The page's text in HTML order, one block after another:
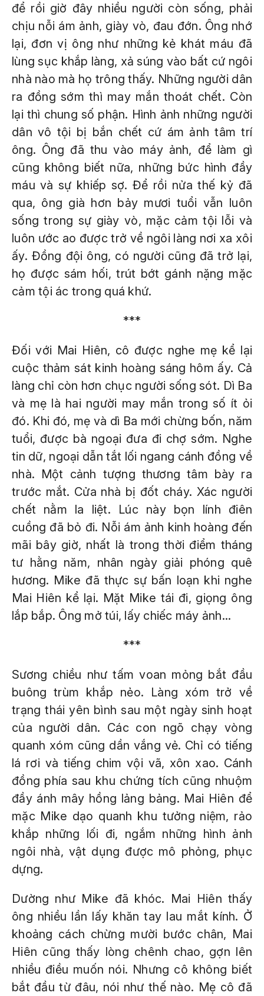
để rồi giờ đây nhiều người còn sống, phải
chịu nỗi ám ảnh, giày vò, đau đớn. Ông nhớ
lại, đơn vị ông như những kẻ khát máu đã
lùng sục khắp làng, xả súng vào bất cứ ngôi
nhà nào mà họ trông thấy. Những người dân
ra đồng sớm thì may mắn thoát chết. Còn
lại thì chung số phận. Hình ảnh những người
dân vô tội bị bắn chết cứ ám ảnh tâm trí
ông. Ông đã thu vào máy ảnh, để làm gì
cũng không biết nữa, những bức hình đầy
máu và sự khiếp sợ. Để rồi nửa thế kỷ đã
qua, ông già hơn bảy mươi tuổi vẫn luôn
sống trong sự giày vò, mặc cảm tội lỗi và
luôn ước ao được trở về ngôi làng nơi xa xôi
ấy. Đồng đội ông, có người cũng đã trở lại,
họ được sám hối, trút bớt gánh nặng mặc
cảm tội ác trong quá khứ.
***
Đối với Mai Hiên, cô được nghe mẹ kể lại
cuộc thảm sát kinh hoàng sáng hôm ấy. Cả
làng chỉ còn hơn chục người sống sót. Dì Ba
và mẹ là hai người may mắn trong số ít ỏi
đó. Khi đó, mẹ và dì Ba mới chừng bốn, năm
tuổi, được bà ngoại đưa đi chợ sớm. Nghe
tin dữ, ngoại dẫn tắt lối ngang cánh đồng về
nhà. Một cảnh tượng thương tâm bày ra
trước mắt. Cửa nhà bị đốt cháy. Xác người
chết nằm la liệt. Lúc này bọn lính điên
cuồng đã bỏ đi. Nỗi ám ảnh kinh hoàng đến
mãi bây giờ, nhất là trong thời điểm tháng
tư hằng năm, nhân ngày giải phóng quê
hương. Mike đã thực sự bấn loạn khi nghe
Mai Hiên kể lại. Mặt Mike tái đi, giọng ông
lắp bắp. Ông mở túi, lấy chiếc máy ảnh...
***
Sương chiều như tấm voan mỏng bắt đầu
buông trùm khắp nẻo. Làng xóm trở về
trạng thái yên bình sau một ngày sinh hoạt
của người dân. Các con ngõ chạy vòng
quanh xóm cũng dần vắng vẻ. Chỉ có tiếng
lá rơi và tiếng chim vội vã, xôn xao. Cánh
đồng phía sau khu chứng tích cũng nhuộm
đầy ánh mây hồng lảng bảng. Mai Hiên để
mặc Mike dạo quanh khu tưởng niệm, rảo
khắp những lối đi, ngắm những hình ảnh
ngôi nhà, vật dụng được mô phỏng, phục
dựng.
Dường như Mike đã khóc. Mai Hiên thấy
ông nhiều lần lấy khăn tay lau mắt kính. Ở
khoảng cách chừng mười bước chân, Mai
Hiên cũng thấy lòng chênh chao, gợn lên
nhiều điều muốn nói. Nhưng cô không biết
bắt đầu từ đâu, nói như thế nào. Mẹ cô đã